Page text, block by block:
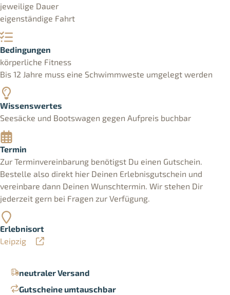
neutraler Versand
Gutscheine umtauschbar
jeweilige Dauer
eigenständige Fahrt
Bedingungen
körperliche Fitness
Bis 12 Jahre muss eine Schwimmweste umgelegt werden
Wissenswertes
Seesäcke und Bootswagen gegen Aufpreis buchbar
Termin
Zur Terminvereinbarung benötigst Du einen Gutschein.
Bestelle also direkt hier Deinen Erlebnisgutschein und
vereinbare dann Deinen Wunschtermin. Wir stehen Dir
jederzeit gern bei Fragen zur Verfügung.
Erlebnisort
Leipzig